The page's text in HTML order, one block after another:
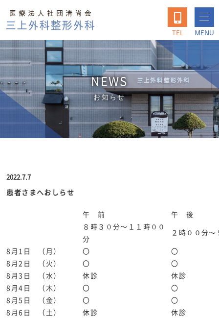
NEWS
お知らせ
MENU
TEL
2022.7.7
患者さまへおしらせ
午 前
午 後
８時３０分～１１時００
分
２時００分
8月1日 （月）
〇
〇
8月2日 （火）
〇
〇
8月3日 （水）
休診
休診
8月4日 （木）
〇
〇
8月5日 （金）
〇
〇
8月6日 （土）
休診
休診